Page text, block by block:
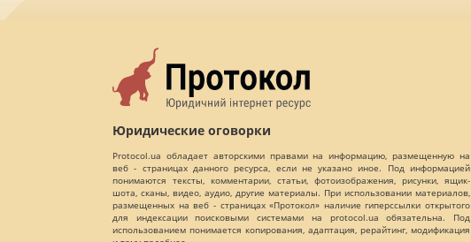
Юридические оговорки
Protocol.ua обладает авторскими правами на информацию, размещенную на
веб - страницах данного ресурса, если не указано иное. Под информацией
понимаются тексты, комментарии, статьи, фотоизображения, рисунки, ящик-
шота, сканы, видео, аудио, другие материалы. При использовании материалов,
размещенных на веб - страницах «Протокол» наличие гиперссылки открытого
для индексации поисковыми системами на protocol.ua обязательна. Под
использованием понимается копирования, адаптация, рерайтинг, модификация